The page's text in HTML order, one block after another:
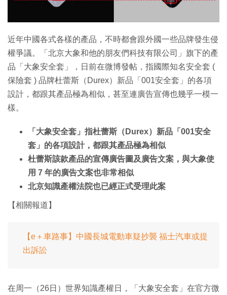
近年中國各式各樣的產品，不時都會跟外國一些品牌發生侵
權爭議。「北京大象和他的朋友們科技有限公司」旗下的產
品「大象安全套」，日前在微博發帖，指國際知名安全套 (
保險套 ) 品牌杜蕾斯（Durex）新品「001安全套」的各項
設計，都跟其產品極為相似，甚至連廣告宣傳也幾乎一模一
樣。
「大象安全套」指杜蕾斯（Durex）新品「001安全
套」的各項設計，都跟其產品極為相似
杜蕾斯該款產品的宣傳廣告圖及廣告文案，與大象使
用 7 年的廣告文案也非常相似
北京知識產權法院也已經正式受理此案
【相關報道】
【e＋車路事】中國長城電動車疑抄襲 福士汽車或提
出訴訟
在周一（26日）世界知識產權日，「大象安全套」在官方微